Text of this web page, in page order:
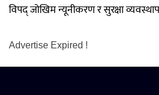
विपद् जोखिम न्यूनीकरण र सुरक्षा
Advertise Expired !